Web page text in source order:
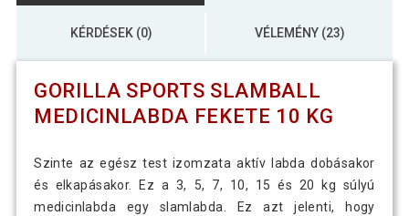
KÉRDÉSEK (0) VÉLEMÉNY (23)
GORILLA SPORTS SLAMBALL
MEDICINLABDA FEKETE 10 KG
Szinte az egész test izomzata aktív labda dobásakor
és elkapásakor. Ez a 3, 5, 7, 10, 15 és 20 kg súlyú
medicinlabda egy slamlabda. Ez azt jelenti, hogy